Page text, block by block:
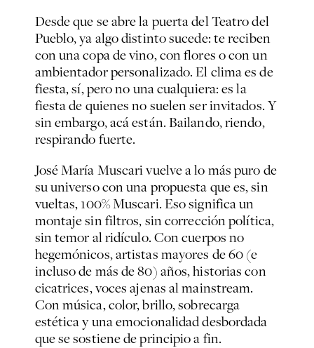
Desde que se abre la puerta del Teatro del
Pueblo, ya algo distinto sucede: te reciben
con una copa de vino, con flores o con un
ambientador personalizado. El clima es de
fiesta, sí, pero no una cualquiera: es la
fiesta de quienes no suelen ser invitados. Y
sin embargo, acá están. Bailando, riendo,
respirando fuerte.
José María Muscari vuelve a lo más puro de
su universo con una propuesta que es, sin
vueltas, 100% Muscari. Eso significa un
montaje sin filtros, sin corrección política,
sin temor al ridículo. Con cuerpos no
hegemónicos, artistas mayores de 60 (e
incluso de más de 80) años, historias con
cicatrices, voces ajenas al mainstream.
Con música, color, brillo, sobrecarga
estética y una emocionalidad desbordada
que se sostiene de principio a fin.